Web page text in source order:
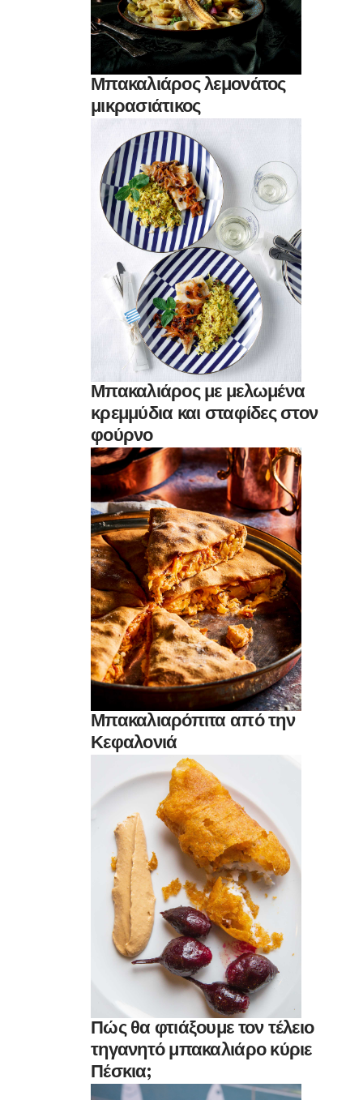
Μπακαλιάρος λεμονάτος
μικρασιάτικος
Μπακαλιάρος με μελωμένα
κρεμμύδια και σταφίδες στον
φούρνο
Μπακαλιαρόπιτα από την
Κεφαλονιά
Πώς θα φτιάξουμε τον τέλειο
τηγανητό μπακαλιάρο κύριε
Πέσκια;